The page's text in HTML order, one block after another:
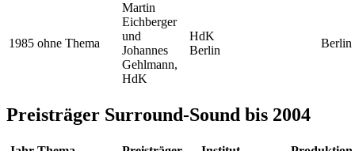
1985 ohne Thema
Martin
Eichberger
und
Johannes
Gehlmann,
HdK
HdK
Berlin
Berlin
Preisträger Surround-Sound bis 2004